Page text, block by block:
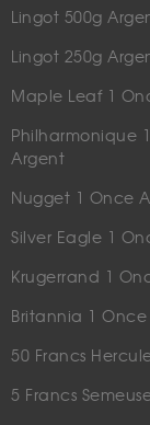
Lingot 500g
Lingot 250g
Maple Leaf 1
Philharmonique
Argent
Nugget 1 Once
Silver Eagle 1
Krugerrand 1
Britannia 1
50 Francs
5 Francs